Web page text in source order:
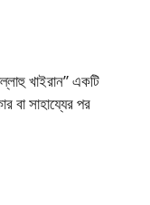
খাইরান” একটি
বা সাহায্যের পর